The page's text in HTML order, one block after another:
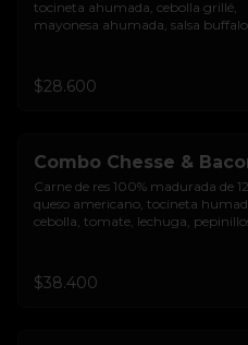
tocineta ahumada, cebolla grillé,
mayonesa ahumada, salsa buffalo
$28.600
Combo Chesse &
Carne de res 100% madurada de
queso americano, tocineta
cebolla, tomate, lechuga,
$38.400